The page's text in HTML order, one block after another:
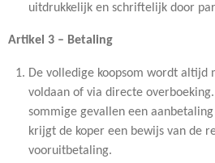
uitdrukkelijk en schriftelijk door
Artikel 3 – Betaling
De volledige koopsom wordt altijd
voldaan of via directe
sommige gevallen een
krijgt de koper een bewijs van de
vooruitbetaling.